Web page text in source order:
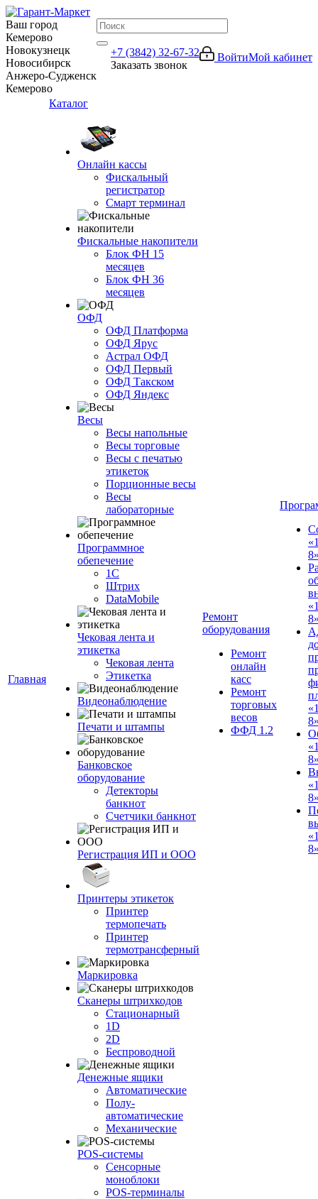
Ваш город
Кемерово
Новокузнецк
Новосибирск
Анжеро-Судженск
Кемерово
ВойтиМой кабинет
+7 (3842) 32-67-32
Заказать звонок
Главная
Каталог
Онлайн кассы
Фискальный
регистратор
Смарт терминал
Фискальные накопители
Блок ФН 15
месяцев
Блок ФН 36
месяцев
ОФД
ОФД Платформа
ОФД Ярус
Астрал ОФД
ОФД Первый
ОФД Такском
ОФД Яндекс
Весы
Весы напольные
Весы торговые
Весы с печатью
этикеток
Порционные весы
Весы
лабораторные
Программное
обепечение
1С
Штрих
DataMobile
Чековая лента и
этикетка
Чековая лента
Этикетка
Видеонаблюдение
Печати и штампы
Банковское
оборудование
Детекторы
банкнот
Счетчики банкнот
Регистрация ИП и ООО
Принтеры этикеток
Принтер
термопечать
Принтер
термотрансферный
Маркировка
Сканеры штрихкодов
Стационарный
1D
2D
Беспроводной
Денежные ящики
Автоматические
Полу-
автоматические
Механические
POS-системы
Сенсорные
моноблоки
POS-терминалы
Ремонт
оборудования
Ремонт
онлайн
касс
Ремонт
торговых
весов
ФФД 1.2